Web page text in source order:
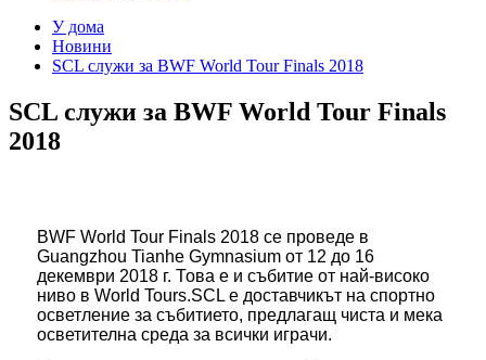
У дома
Новини
SCL служи за BWF World Tour Finals 2018
SCL служи за BWF World Tour Finals
2018
BWF World Tour Finals 2018 се проведе в
Guangzhou Tianhe Gymnasium от 12 до 16
декември 2018 г. Това е и събитие от най-високо
ниво в World Tours.SCL е доставчикът на спортно
осветление за събитието, предлагащ чиста и мека
осветителна среда за всички играчи.